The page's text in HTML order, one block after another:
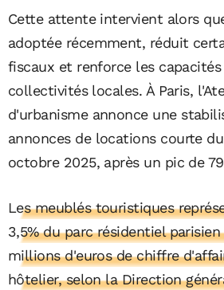
Cette attente intervient alors
adoptée récemment, réduit
fiscaux et renforce les
collectivités locales. À Paris,
d'urbanisme annonce une
annonces de locations courte
octobre 2025, après un pic de
Les meublés touristiques
3,5% du parc résidentiel
millions d'euros de chiffre
hôtelier, selon la Direction